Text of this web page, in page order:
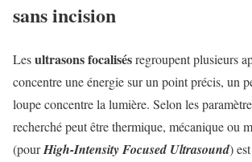
sans incision
Lesultrasons focalisésregroupent plusieurs
concentre une énergie sur un point précis, un
loupe concentre la lumière. Selon les
recherché peut être thermique, mécanique ou
(pourHigh-Intensity Focused Ultrasound)